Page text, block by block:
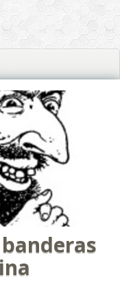
❅
❅